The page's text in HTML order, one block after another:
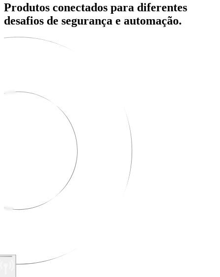
Produtos conectados para diferentes
desafios de segurança e automação.